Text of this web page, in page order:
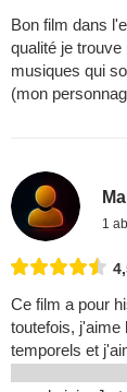
Bon film dans
qualité je
musiques qui
(mon
1
Ce film a pour
toutefois, j'aime
temporels et